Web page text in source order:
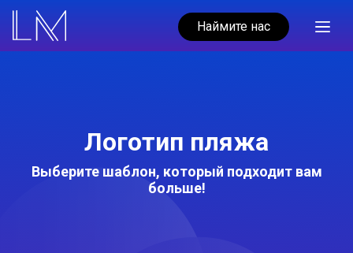
Наймите нас
Логотип пляжа
Выберите шаблон, который подходит вам
больше!